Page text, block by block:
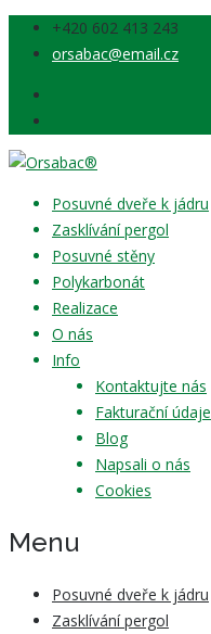
‭+420 602 413 243‬
orsabac@email.cz
Posuvné dveře k jádru
Zasklívání pergol
Posuvné stěny
Polykarbonát
Realizace
O nás
Info
Kontaktujte nás
Fakturační údaje
Blog
Napsali o nás
Cookies
Menu
Posuvné dveře k jádru
Zasklívání pergol